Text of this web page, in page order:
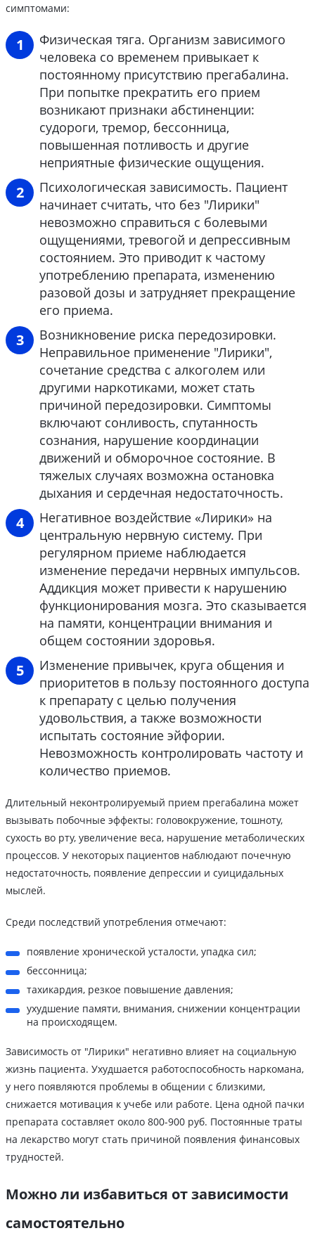
симптомами:
Физическая тяга. Организм зависимого
человека со временем привыкает к
постоянному присутствию прегабалина.
При попытке прекратить его прием
возникают признаки абстиненции:
судороги, тремор, бессонница,
повышенная потливость и другие
неприятные физические ощущения.
Психологическая зависимость. Пациент
начинает считать, что без "Лирики"
невозможно справиться с болевыми
ощущениями, тревогой и депрессивным
состоянием. Это приводит к частому
употреблению препарата, изменению
разовой дозы и затрудняет прекращение
его приема.
Возникновение риска передозировки.
Неправильное применение "Лирики",
сочетание средства с алкоголем или
другими наркотиками, может стать
причиной передозировки. Симптомы
включают сонливость, спутанность
сознания, нарушение координации
движений и обморочное состояние. В
тяжелых случаях возможна остановка
дыхания и сердечная недостаточность.
Негативное воздействие «Лирики» на
центральную нервную систему. При
регулярном приеме наблюдается
изменение передачи нервных импульсов.
Аддикция может привести к нарушению
функционирования мозга. Это сказывается
на памяти, концентрации внимания и
общем состоянии здоровья.
Изменение привычек, круга общения и
приоритетов в пользу постоянного доступа
к препарату с целью получения
удовольствия, а также возможности
испытать состояние эйфории.
Невозможность контролировать частоту и
количество приемов.
Длительный неконтролируемый прием прегабалина может
вызывать побочные эффекты: головокружение, тошноту,
сухость во рту, увеличение веса, нарушение метаболических
процессов. У некоторых пациентов наблюдают почечную
недостаточность, появление депрессии и суицидальных
мыслей.
Среди последствий употребления отмечают:
появление хронической усталости, упадка сил;
бессонница;
тахикардия, резкое повышение давления;
ухудшение памяти, внимания, снижении концентрации
на происходящем.
Зависимость от "Лирики" негативно влияет на социальную
жизнь пациента. Ухудшается работоспособность наркомана,
у него появляются проблемы в общении с близкими,
снижается мотивация к учебе или работе. Цена одной пачки
препарата составляет около 800-900 руб. Постоянные траты
на лекарство могут стать причиной появления финансовых
трудностей.
Можно ли избавиться от зависимости
самостоятельно